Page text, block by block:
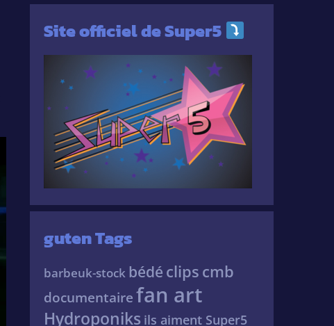
Site officiel de Super5
guten Tags
barbeuk-stock bédé clips cmb
documentairefan art
Hydroponiks ils aiment Super5